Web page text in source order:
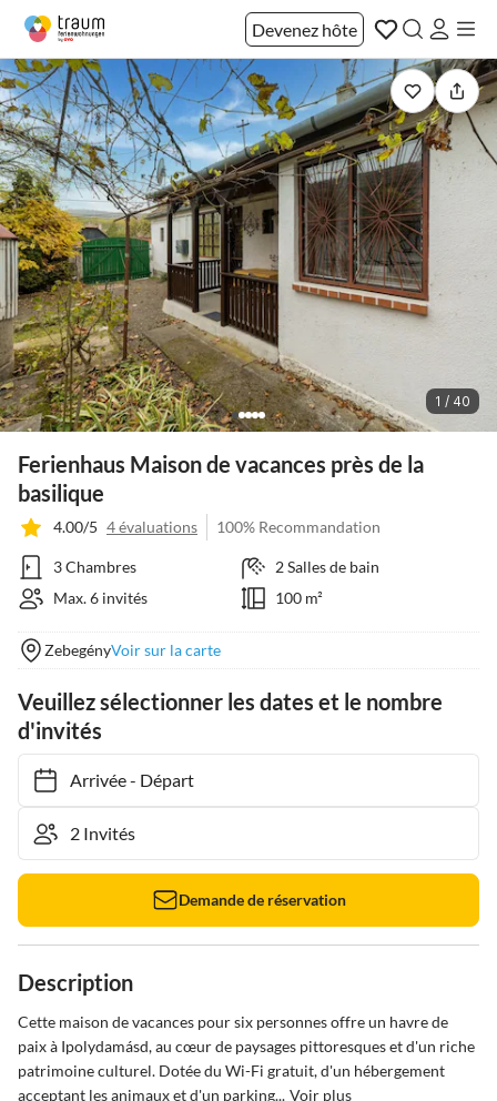
Devenez hôte
1 / 40
Ferienhaus Maison de vacances près de la
basilique
4.00/5 4 évaluations 100% Recommandation
3 Chambres
2 Salles de bain
Max. 6 invités
100 m²
ZebegényVoir sur la carte
Veuillez sélectionner les dates et le nombre
d'invités
Arrivée- Départ
Demande de réservation
Description
Cette maison de vacances pour six personnes offre un havre de
paix à Ipolydamásd, au cœur de paysages pittoresques et d'un riche
patrimoine culturel. Dotée du Wi-Fi gratuit, d'un hébergement
acceptant les animaux et d'un parking... Voir plus